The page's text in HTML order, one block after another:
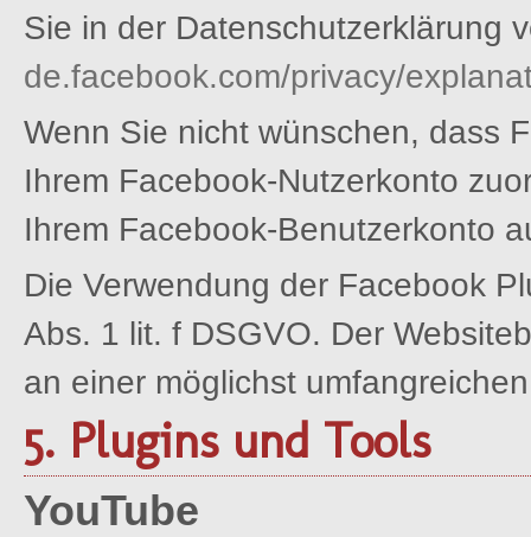
Sie in der Datenschutzerklärung
de.facebook.com/privacy/
Wenn Sie nicht wünschen, dass
Ihrem Facebook-Nutzerkonto
Ihrem Facebook-Benutzerkonto
Die Verwendung der Facebook
Abs. 1 lit. f DSGVO. Der
an einer möglichst
5. Plugins und Tools
YouTube